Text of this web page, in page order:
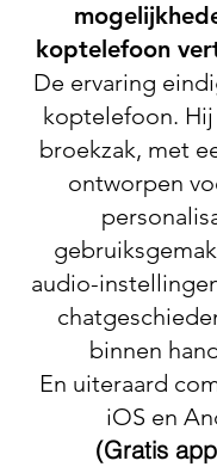
koptelefoon
De ervaring
koptelefoon.
broekzak, met
ontworpen
audio-
binnen
En uiteraard
iOS en
(Gratis